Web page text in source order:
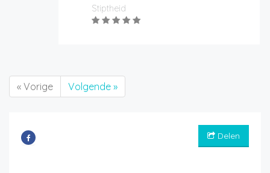
Stiptheid
« Vorige Volgende »
Delen